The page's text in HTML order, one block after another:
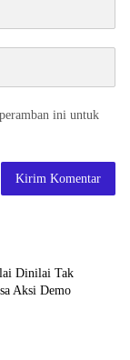
ini untuk
Dinilai Tak
Aksi Demo